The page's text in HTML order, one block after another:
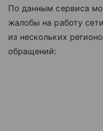
По данным сервиса
жалобы на работу
из нескольких
обращений: